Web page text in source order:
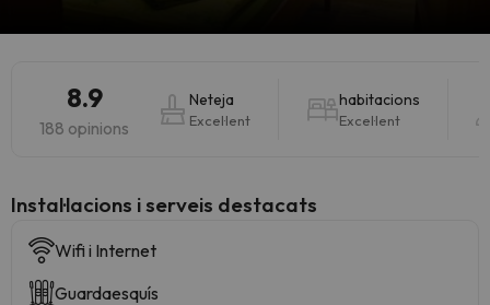
8.9
188 opinions
Neteja
Excel·lent
habitacions
Excel·lent
Instal·lacions i serveis destacats
Wifi i Internet
Guardaesquís